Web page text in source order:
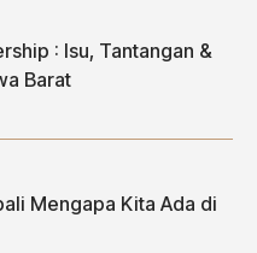
: Isu, Tantangan &
Barat
Mengapa Kita Ada di